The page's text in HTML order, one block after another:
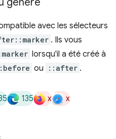
avec les sélecteurs
. Ils vous
lorsqu'il a été créé à
ou ::after .
135 x x